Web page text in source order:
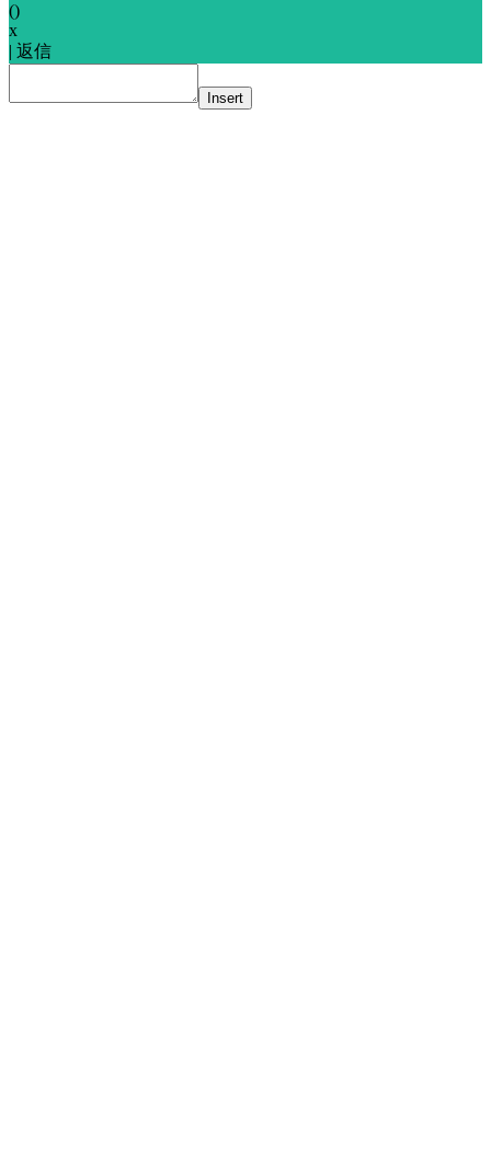
()
x
| 返信
Insert